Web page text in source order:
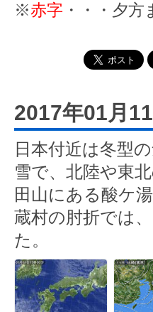
※赤字 ・・・夕
2017年01月
日本付近は冬型
雪で、北陸や東
田山にある酸ケ
蔵村の肘折では
た。